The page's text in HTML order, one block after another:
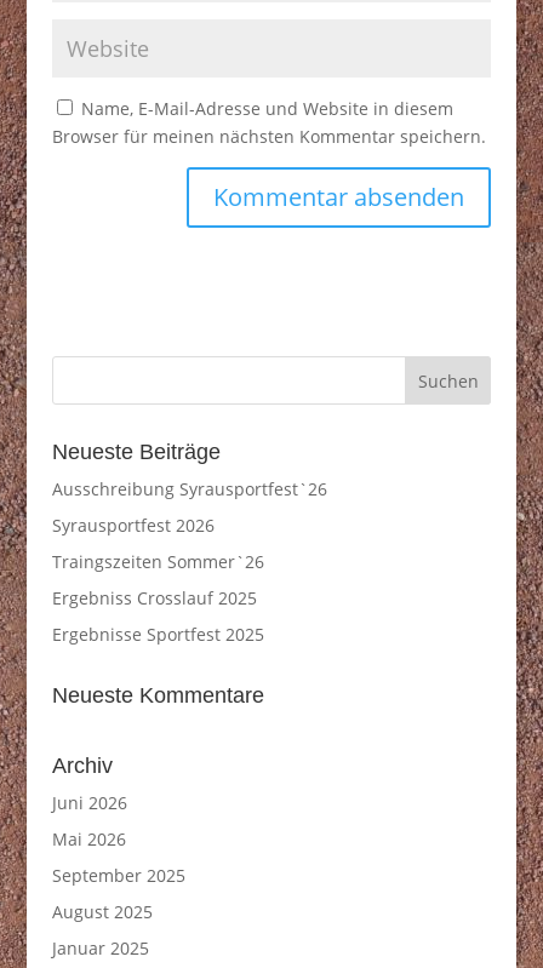
Name, E-Mail-Adresse und Website in diesem
Browser für meinen nächsten Kommentar speichern.
Neueste Beiträge
Ausschreibung Syrausportfest`26
Syrausportfest 2026
Traingszeiten Sommer`26
Ergebniss Crosslauf 2025
Ergebnisse Sportfest 2025
Neueste Kommentare
Archiv
Juni 2026
Mai 2026
September 2025
August 2025
Januar 2025